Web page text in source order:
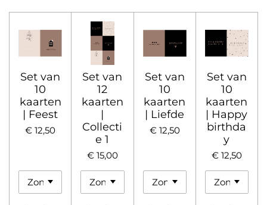
Set van
10
kaarten
| Feest
€ 12,50
Set van
12
kaarten
|
Collecti
e 1
€ 15,00
Set van
10
kaarten
| Liefde
€ 12,50
Set van
10
kaarten
| Happy
birthda
y
€ 12,50